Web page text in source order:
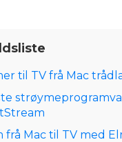
til TV frå Mac
frå Mac til TV med